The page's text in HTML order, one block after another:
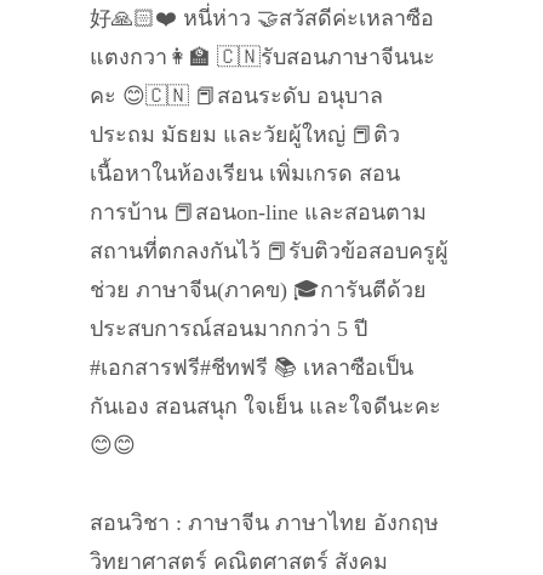
好🙏🏻❤️ หนี่ห่าว 🤝สวัสดีค่ะเหลาซือ
แตงกวา👩‍🏫 🇨🇳รับสอนภาษาจีนนะ
คะ 😊🇨🇳 📕สอนระดับ อนุบาล
ประถม มัธยม และวัยผู้ใหญ่ 📕ติว
เนื้อหาในห้องเรียน เพิ่มเกรด สอน
การบ้าน 📕สอนon-line และสอนตาม
สถานที่ตกลงกันไว้ 📕รับติวข้อสอบครูผู้
ช่วย ภาษาจีน(ภาคข) 🎓การันตีด้วย
ประสบการณ์สอนมากกว่า 5 ปี
#เอกสารฟรี#ชีทฟรี 📚 เหลาซือเป็น
กันเอง สอนสนุก ใจเย็น และใจดีนะคะ
😊😊
สอนวิชา : ภาษาจีน ภาษาไทย อังกฤษ
วิทยาศาสตร์ คณิตศาสตร์ สังคม